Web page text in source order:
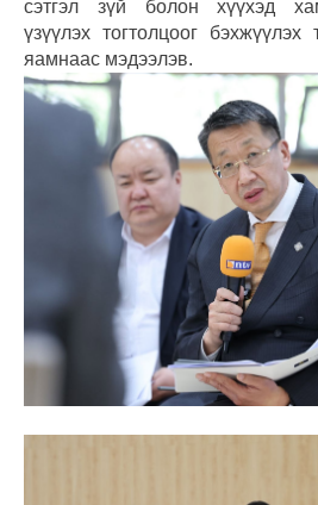
сэтгэл зүй болон хүүхэд
үзүүлэх тогтолцоог
яамнаас мэдээлэв.